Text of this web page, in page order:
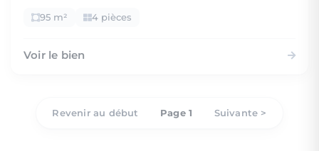
95 m² 4 pièces
Voir le bien
Revenir au début Page 1 Suivante >